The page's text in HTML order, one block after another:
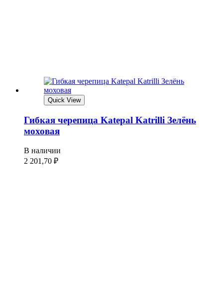
Quick View
Гибкая черепица Katepal Katrilli Зелёнь
моховая
В наличии
2 201,70 ₽